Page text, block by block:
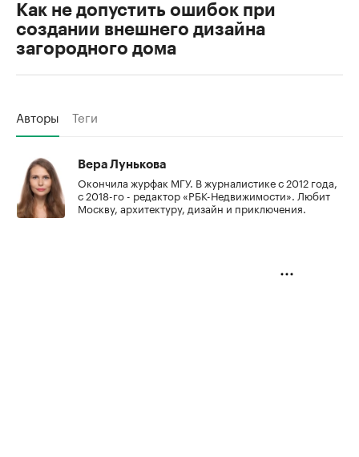
Как не допустить ошибок при
создании внешнего дизайна
загородного дома
Авторы Теги
Вера Лунькова
Окончила журфак МГУ. В журналистике с 2012 года,
с 2018-го - редактор «РБК-Недвижимости». Любит
Москву, архитектуру, дизайн и приключения.